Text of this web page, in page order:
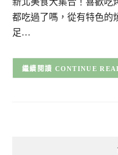
都吃過了嗎，從有特色的
足…
CONTINUE